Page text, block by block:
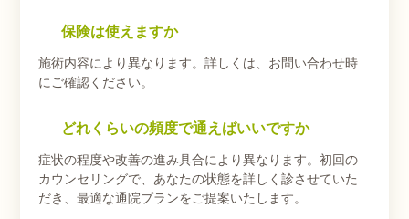
保険は使えますか
施術内容により異なります。詳しくは、お問い合わせ時
にご確認ください。
どれくらいの頻度で通えばいいですか
症状の程度や改善の進み具合により異なります。初回の
カウンセリングで、あなたの状態を詳しく診させていた
だき、最適な通院プランをご提案いたします。